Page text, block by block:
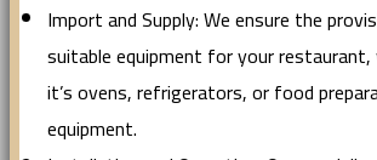
Import and Supply: We ensure the
suitable equipment for your
it’s ovens, refrigerators, or food
equipment.